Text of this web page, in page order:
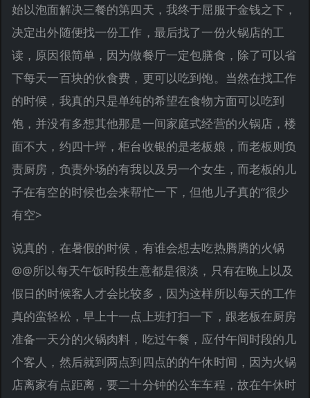
始以泡面解决三餐的第四天，我终于屈服于金钱之下，
决定出外随便找一份工作，最后找了一份火锅店的工
读，原因很简单，因为做餐厅一定包膳食，除了可以省
下每天一百块的伙食费，更可以吃到饱。当然在找工作
的时候，我真的只是单纯的希望在食物方面可以吃到
饱，并没有多想其他那是一间家庭式经营的火锅店，楼
面不大，约四十坪，柜台收银的是老板娘，而老板则负
责厨房，负责外场的有我以及另一个女生，而老板的儿
子在有空的时候也会来帮忙一下，但他儿子真的“很少
有空>
说真的，在暑假的时候，有谁会想去吃热腾腾的火锅
@@所以每天午饭时段生意都是很淡，只有在晚上以及
假日的时候客人才会比较多，因为这样所以每天的工作
真的蛮轻松，早上十一点上班打扫一下，跟老板在厨房
准备一天分的火锅肉料，吃过午餐，应付午间时段的几
个客人，然后就到两点到四点的的午休时间，因为火锅
店离家有点距离，要二十分钟的公车车程，故在午休时